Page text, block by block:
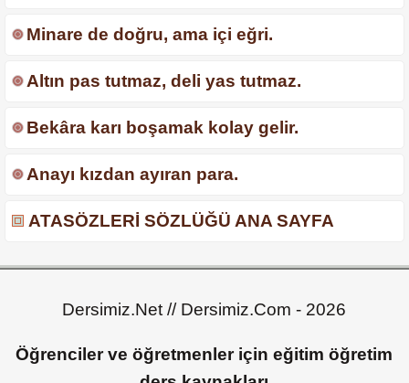
Minare de doğru, ama içi eğri.
Altın pas tutmaz, deli yas tutmaz.
Bekâra karı boşamak kolay gelir.
Anayı kızdan ayıran para.
ATASÖZLERİ SÖZLÜĞÜ ANA SAYFA
Dersimiz.Net // Dersimiz.Com - 2026
Öğrenciler ve öğretmenler için eğitim öğretim